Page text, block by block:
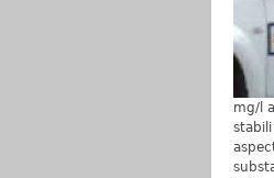
mg/l